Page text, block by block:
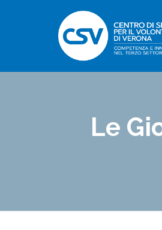
Le